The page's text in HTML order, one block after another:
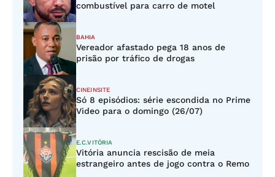
combustível para carro de motel
BAHIA
Vereador afastado pega 18 anos de
prisão por tráfico de drogas
CINEINSITE
Só 8 episódios: série escondida no Prime
Video para o domingo (26/07)
E.C.VITÓRIA
Vitória anuncia rescisão de meia
estrangeiro antes de jogo contra o Remo